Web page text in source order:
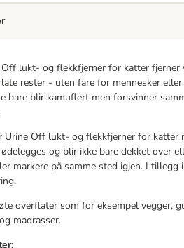
lukt- og flekkfjerner for katter fjerner
rester - uten fare for mennesker
blir kamuflert men forsvinner
Off lukt- og flekkfjerner for katter
og blir ikke bare dekket over
markere på samme sted igjen. I tillegg
overflater som for eksempel vegger,
madrasser.